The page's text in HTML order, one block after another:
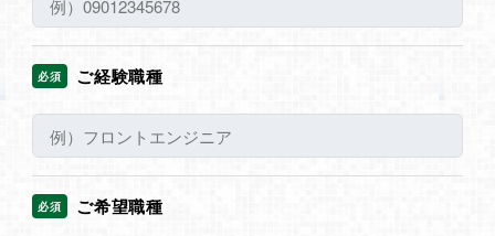
必須 ご経験職種
必須 ご希望職種